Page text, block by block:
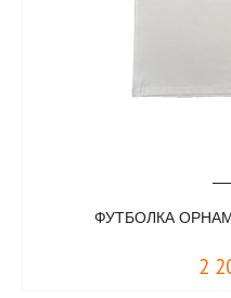
ФУТБОЛКА
2